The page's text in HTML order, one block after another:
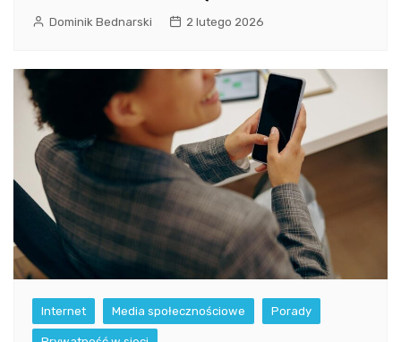
Dominik Bednarski 2 lutego 2026
Internet Media społecznościowe Porady